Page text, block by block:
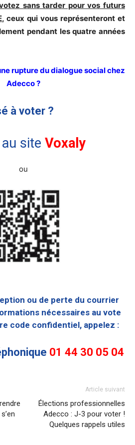
sans tarder pour vos futurs
, ceux qui vous représenteront et
pendant les quatre années
rupture du dialogue social chez
Adecco ?
à voter ?
site Voxaly
ou
ou de perte du courrier
nécessaires au vote
code confidentiel, appelez :
01 44 30 05 04
Article suivant
Élections professionnelles
Adecco : J-3 pour voter !
Quelques rappels utiles